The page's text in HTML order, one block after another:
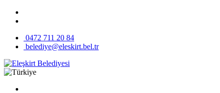
0472 711 20 84
belediye@eleskirt.bel.tr